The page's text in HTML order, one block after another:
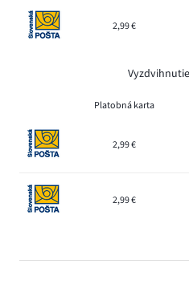
2,99 €
Platobná karta
2,99 €
2,99 €